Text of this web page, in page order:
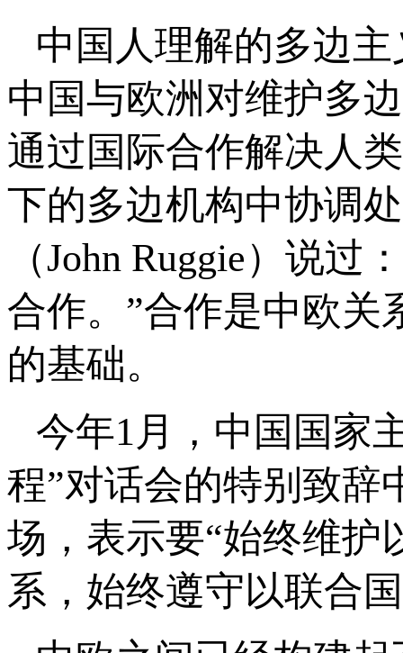
中国人理解的多边
中国与欧洲对维护多
通过国际合作解决人
下的多边机构中协调
（John Ruggie）说
合作。”合作是中欧关
的基础。
今年1月，中国国家
程”对话会的特别致辞
场，表示要“始终维护
系，始终遵守以联合